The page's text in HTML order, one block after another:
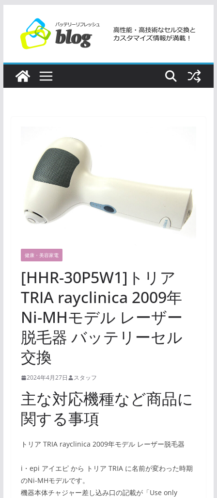
ツ
健康・美容家電
[HHR-30P5W1]トリア
TRIA rayclinica 2009年
Ni-MHモデル レーザー
脱毛器 バッテリーセル
交換
2024年4月27日 スタッフ
主な対応機種など商品に
関する事項
トリア TRIA rayclinica 2009年モデル レーザー脱毛器
i・epi アイエピ から トリア TRIA に名前が変わった時期
のNi-MHモデルです。
機器本体チャジャー差し込み口の記載が「Use only